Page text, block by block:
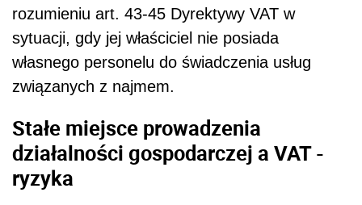
rozumieniu art. 43-45 Dyrektywy VAT w
sytuacji, gdy jej właściciel nie posiada
własnego personelu do świadczenia usług
związanych z najmem.
Stałe miejsce prowadzenia
działalności gospodarczej a VAT -
ryzyka